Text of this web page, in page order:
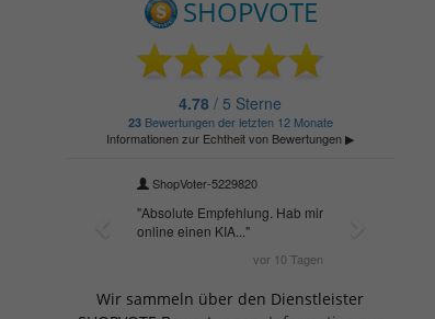
Wir sammeln über den Dienstleister